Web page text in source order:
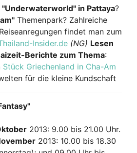
"Underwaterworld" in Pattaya?
Themenpark? Zahlreiche
findet man zum
Insider.de (NG) Lesen
Berichte zum Thema:
Stück Griechenland in Cha-Am
für die kleine Kundschaft
2013: 9.00 bis 21.00 Uhr.
2013: 10.00 bis 18.30